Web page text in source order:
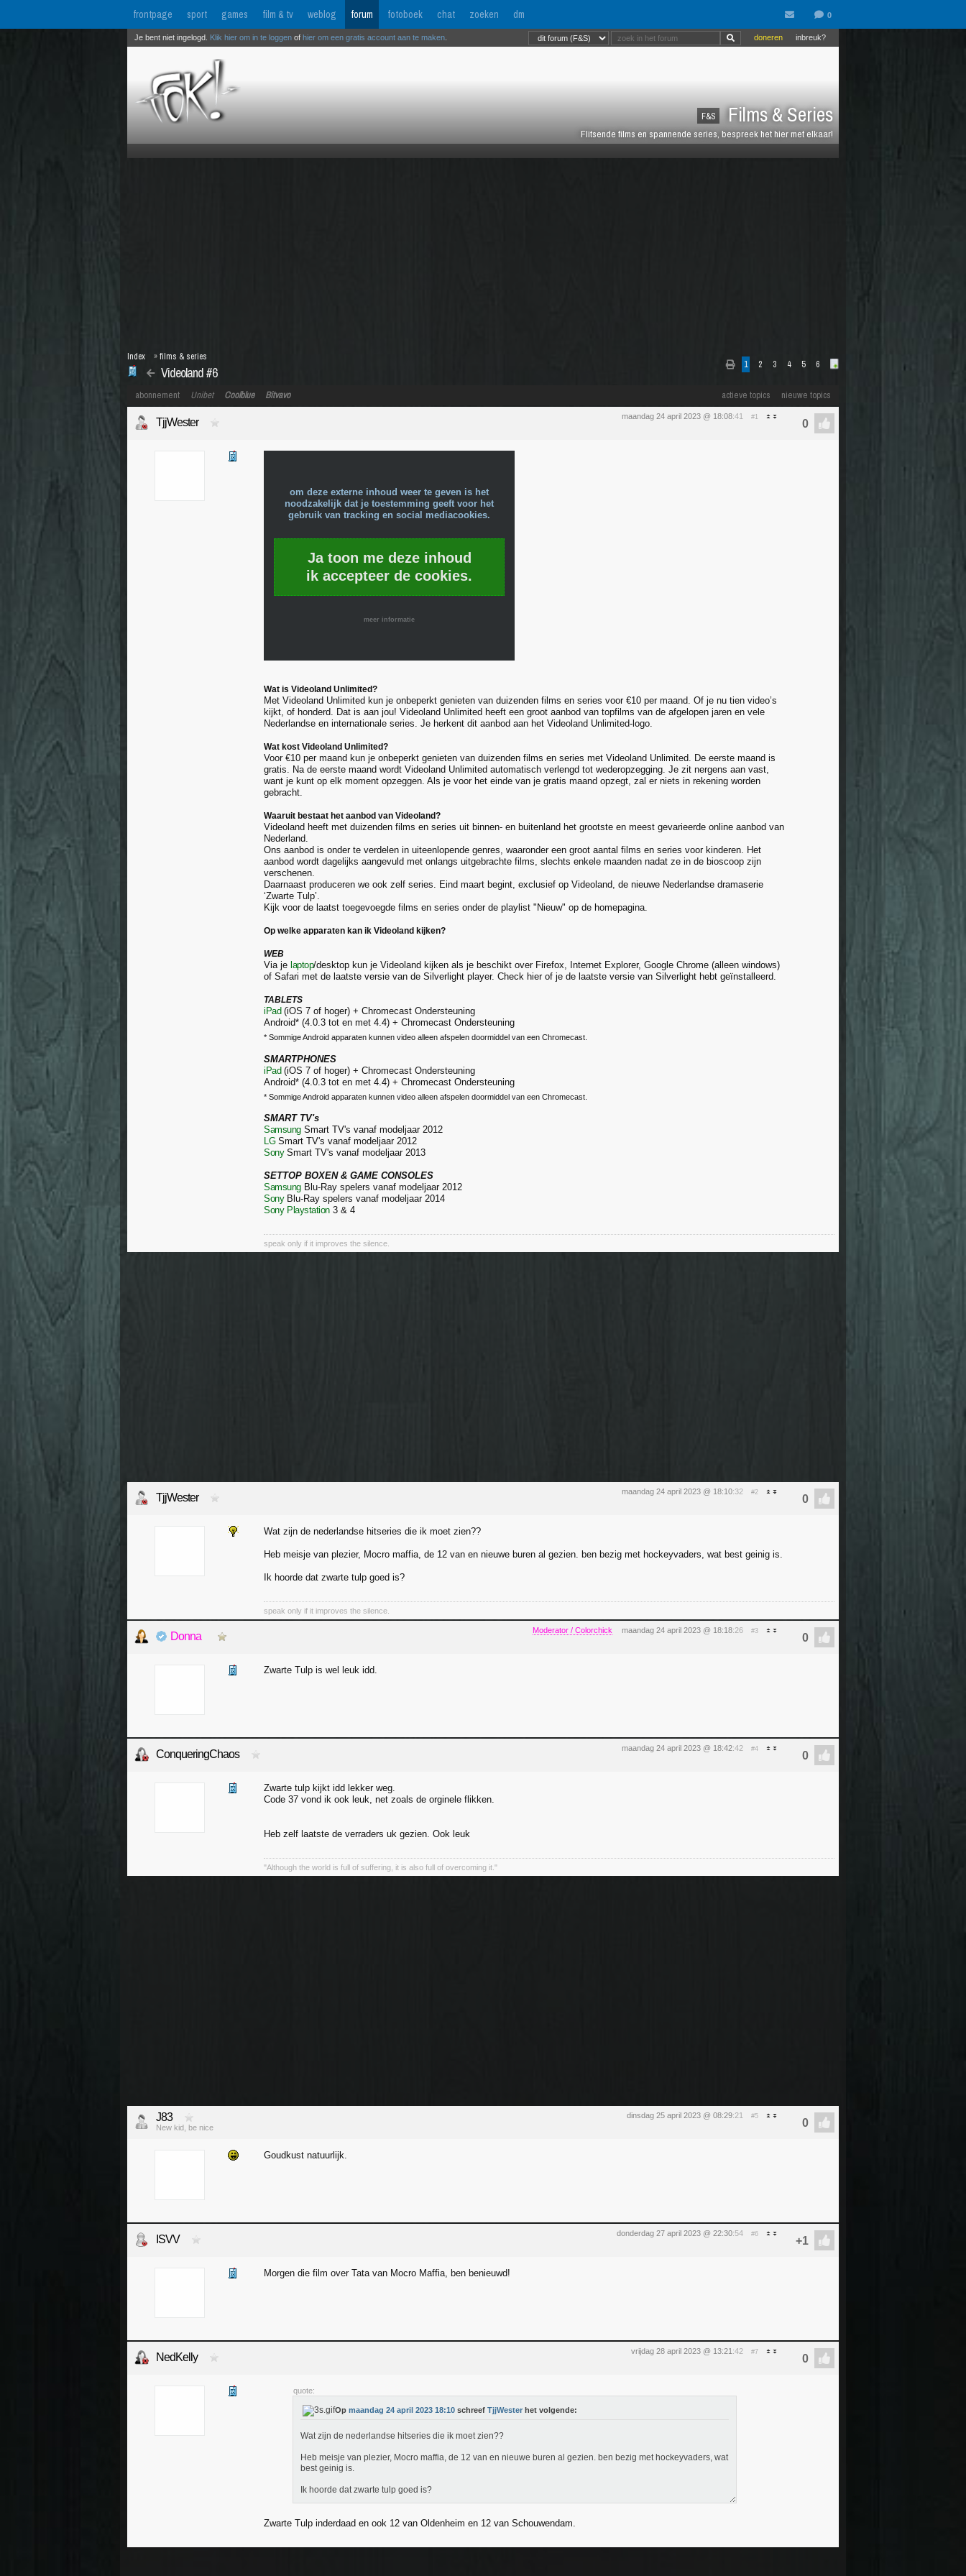
frontpage sport games film & tv weblog forum fotoboek chat zoeken dm
F&S Films & Series
Flitsende films en spannende series, bespreek het hier met elkaar!
inbreuk?
doneren
Je bent niet ingelogd. Klik hier om in te loggen of hier om een gratis account aan te maken
1 2 3 4 5 6
Videoland #6
Index »films & series
actieve topics nieuwe topics
abonnement Unibet Coolblue Bitvavo
maandag 24 april 2023 @ 18:08:41 #1
TjjWester
om deze externe inhoud weer te geven is het
noodzakelijk dat je toestemming geeft voor het
gebruik van tracking en social mediacookies.
Ja toon me deze inhoud
ik accepteer de cookies.
meer informatie
Wat is Videoland Unlimited?
Met Videoland Unlimited kun je onbeperkt genieten van duizenden films en series voor €10 per maand. Of je nu tien video’s
kijkt, of honderd. Dat is aan jou! Videoland Unlimited heeft een groot aanbod van topfilms van de afgelopen jaren en vele
Nederlandse en internationale series. Je herkent dit aanbod aan het Videoland Unlimited-logo.
Wat kost Videoland Unlimited?
Voor €10 per maand kun je onbeperkt genieten van duizenden films en series met Videoland Unlimited. De eerste maand is
gratis. Na de eerste maand wordt Videoland Unlimited automatisch verlengd tot wederopzegging. Je zit nergens aan vast,
want je kunt op elk moment opzeggen. Als je voor het einde van je gratis maand opzegt, zal er niets in rekening worden
gebracht.
Waaruit bestaat het aanbod van Videoland?
Videoland heeft met duizenden films en series uit binnen- en buitenland het grootste en meest gevarieerde online aanbod van
Nederland.
Ons aanbod is onder te verdelen in uiteenlopende genres, waaronder een groot aantal films en series voor kinderen. Het
aanbod wordt dagelijks aangevuld met onlangs uitgebrachte films, slechts enkele maanden nadat ze in de bioscoop zijn
verschenen.
Daarnaast produceren we ook zelf series. Eind maart begint, exclusief op Videoland, de nieuwe Nederlandse dramaserie
‘Zwarte Tulp’.
Kijk voor de laatst toegevoegde films en series onder de playlist "Nieuw" op de homepagina.
Op welke apparaten kan ik Videoland kijken?
WEB
Via je laptop/desktop kun je Videoland kijken als je beschikt over Firefox, Internet Explorer, Google Chrome (alleen windows)
of Safari met de laatste versie van de Silverlight player. Check hier of je de laatste versie van Silverlight hebt geïnstalleerd.
TABLETS
iPad (iOS 7 of hoger) + Chromecast Ondersteuning
Android* (4.0.3 tot en met 4.4) + Chromecast Ondersteuning
* Sommige Android apparaten kunnen video alleen afspelen doormiddel van een Chromecast.
SMARTPHONES
iPad(iOS 7 of hoger) + Chromecast Ondersteuning
Android* (4.0.3 tot en met 4.4) + Chromecast Ondersteuning
* Sommige Android apparaten kunnen video alleen afspelen doormiddel van een Chromecast.
SMART TV's
SamsungSmart TV's vanaf modeljaar 2012
LGSmart TV's vanaf modeljaar 2012
SonySmart TV's vanaf modeljaar 2013
SETTOP BOXEN & GAME CONSOLES
SamsungBlu-Ray spelers vanaf modeljaar 2012
SonyBlu-Ray spelers vanaf modeljaar 2014
Sony Playstation3 & 4
speak only if it improves the silence.
maandag 24 april 2023 @ 18:10:32 #2
TjjWester
Wat zijn de nederlandse hitseries die ik moet zien??
Heb meisje van plezier, Mocro maffia, de 12 van en nieuwe buren al gezien. ben bezig met hockeyvaders, wat best geinig is.
Ik hoorde dat zwarte tulp goed is?
speak only if it improves the silence.
Moderator / Colorchick maandag 24 april 2023 @ 18:18:26 #3
Donna
Zwarte Tulp is wel leuk idd.
maandag 24 april 2023 @ 18:42:42 #4
ConqueringChaos
Zwarte tulp kijkt idd lekker weg.
Code 37 vond ik ook leuk, net zoals de orginele flikken.
Heb zelf laatste de verraders uk gezien. Ook leuk
"Although the world is full of suffering, it is also full of overcoming it."
dinsdag 25 april 2023 @ 08:29:21 #5
J83
New kid, be nice
Goudkust natuurlijk.
donderdag 27 april 2023 @ 22:30:54 #6
ISVV
Morgen die film over Tata van Mocro Maffia, ben benieuwd!
vrijdag 28 april 2023 @ 13:21 :42 #7
NedKelly
quote:
Op maandag 24 april 2023 18:10 schreef TjjWester het volgende:
Wat zijn de nederlandse hitseries die ik moet zien??
Heb meisje van plezier, Mocro maffia, de 12 van en nieuwe buren al gezien. ben bezig met hockeyvaders, wat
best geinig is.
Ik hoorde dat zwarte tulp goed is?
Zwarte Tulp inderdaad en ook 12 van Oldenheim en 12 van Schouwendam.